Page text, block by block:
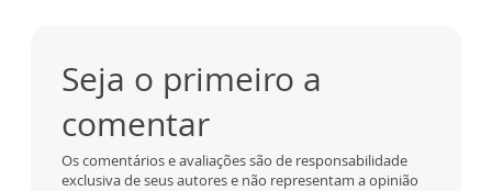
Seja o primeiro a
comentar
Os comentários e avaliações são de responsabilidade
exclusiva de seus autores e não representam a opinião